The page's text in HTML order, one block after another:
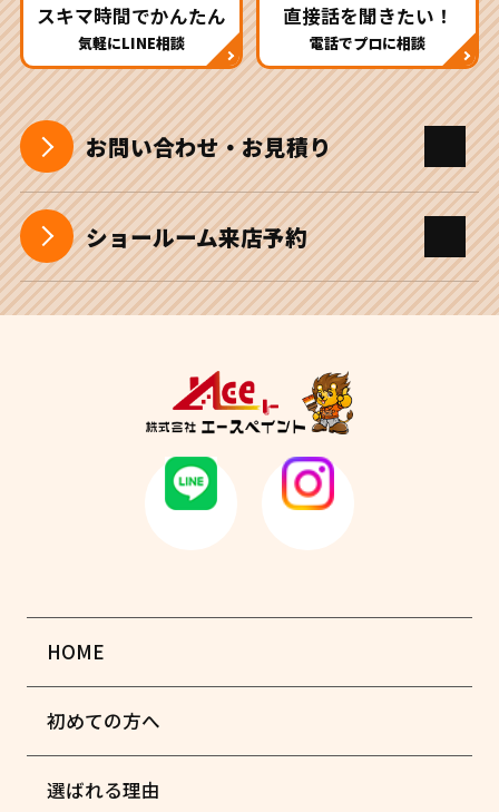
スキマ時間でかんたん
気軽にLINE相談
直接話を聞きたい！
電話でプロに相談
お問い合わせ・お見積り
ショールーム来店予約
HOME
初めての方へ
選ばれる理由